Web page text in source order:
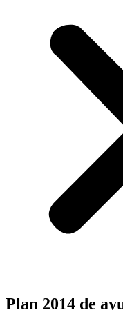
Plan 2014 de